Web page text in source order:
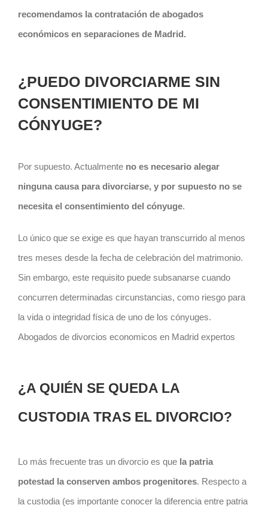
recomendamos la contratación de abogados
económicos en separaciones de Madrid.
¿PUEDO DIVORCIARME SIN
CONSENTIMIENTO DE MI
CÓNYUGE?
Por supuesto. Actualmente no es necesario alegar
ninguna causa para divorciarse, y por supuesto no se
necesita el consentimiento del cónyuge.
Lo único que se exige es que hayan transcurrido al menos
tres meses desde la fecha de celebración del matrimonio.
Sin embargo, este requisito puede subsanarse cuando
concurren determinadas circunstancias, como riesgo para
la vida o integridad física de uno de los cónyuges.
Abogados de divorcios economicos en Madrid expertos
¿A QUIÉN SE QUEDA LA
CUSTODIA TRAS EL DIVORCIO?
Lo más frecuente tras un divorcio es que la patria
potestad la conserven ambos progenitores. Respecto a
la custodia (es importante conocer la diferencia entre patria